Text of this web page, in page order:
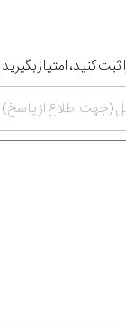
کنید، امتیاز